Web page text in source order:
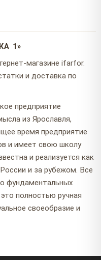
1»
магазине ifarfor.
и доставка по
предприятие
из Ярославля,
время предприятие
и имеет свою школу
и реализуется как
и за рубежом. Все
фундаментальных
полностью ручная
своеобразие и